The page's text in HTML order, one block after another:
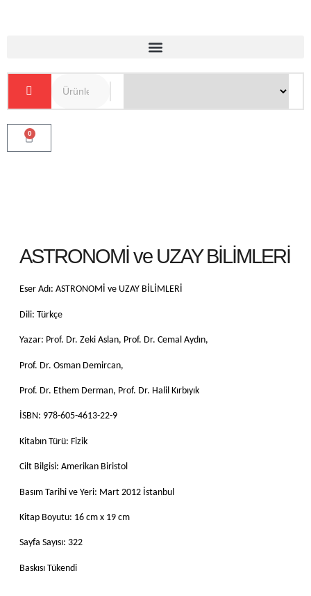
0
ASTRONOMİ ve UZAY BİLİMLERİ
Eser Adı: ASTRONOMİ ve UZAY BİLİMLERİ
Dili: Türkçe
Yazar: Prof. Dr. Zeki Aslan, Prof. Dr. Cemal Aydın,
Prof. Dr. Osman Demircan,
Prof. Dr. Ethem Derman, Prof. Dr. Halil Kırbıyık
İSBN: 978-605-4613-22-9
Kitabın Türü: Fizik
Cilt Bilgisi: Amerikan Biristol
Basım Tarihi ve Yeri: Mart 2012 İstanbul
Kitap Boyutu: 16 cm x 19 cm
Sayfa Sayısı: 322
Baskısı Tükendi